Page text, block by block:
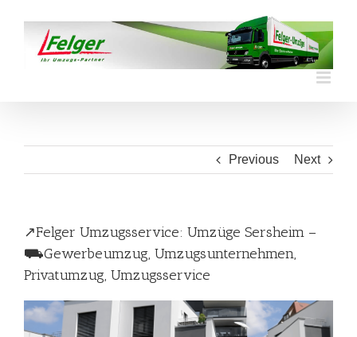
content
Previous Next
↗️Felger Umzugsservice: Umzüge Sersheim –
⛟Gewerbeumzug, Umzugsunternehmen,
Privatumzug, Umzugsservice